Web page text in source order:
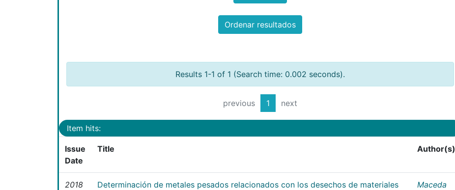
Ordenar resultados
Results 1-1 of 1 (Search time: 0.002 seconds).
previous 1 next
Item hits:
Issue
Date
Title Author(s)
2018
Determinación de metales pesados relacionados con los desechos de materiales
Maceda